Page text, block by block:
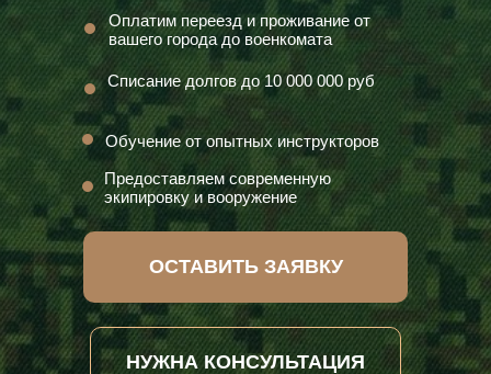
ОСТАВИТЬ ЗАЯВКУ
НУЖНА КОНСУЛЬТАЦИЯ
Оплатим переезд и проживание от
вашего города до военкомата
Предоставляем современную
экипировку и вооружение
Списание долгов до 10 000 000 руб
Обучение от опытных инструкторов